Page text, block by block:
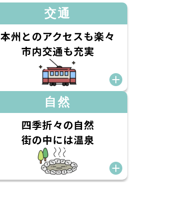
交通
本州とのアクセスも楽々
市内交通も充実
自然
四季折々の自然
街の中には温泉